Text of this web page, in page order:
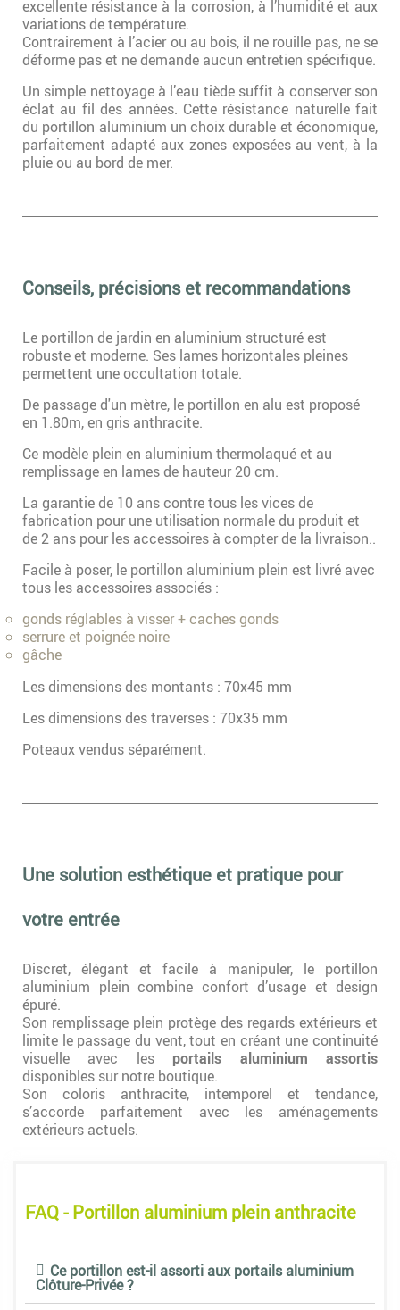
excellente résistance à la corrosion, à l’humidité et aux
variations de température.
Contrairement à l’acier ou au bois, il ne rouille pas, ne se
déforme pas et ne demande aucun entretien spécifique.
Un simple nettoyage à l’eau tiède suffit à conserver son
éclat au fil des années. Cette résistance naturelle fait
du portillon aluminium un choix durable et économique,
parfaitement adapté aux zones exposées au vent, à la
pluie ou au bord de mer.
Conseils, précisions et recommandations
Le portillon de jardin en aluminium structuré est
robuste et moderne. Ses lames horizontales pleines
permettent une occultation totale.
De passage d'un mètre, le portillon en alu est proposé
en 1.80m, en gris anthracite.
Ce modèle plein en aluminium thermolaqué et au
remplissage en lames de hauteur 20 cm.
La garantie de 10 ans contre tous les vices de
fabrication pour une utilisation normale du produit et
de 2 ans pour les accessoires à compter de la livraison..
Facile à poser, le portillon aluminium plein est livré avec
tous les accessoires associés :
gonds réglables à visser + caches gonds
serrure et poignée noire
gâche
Les dimensions des montants : 70x45 mm
Les dimensions des traverses : 70x35 mm
Poteaux vendus séparément.
Une solution esthétique et pratique pour
votre entrée
Discret, élégant et facile à manipuler, le portillon
aluminium plein combine confort d’usage et design
épuré.
Son remplissage plein protège des regards extérieurs et
limite le passage du vent, tout en créant une continuité
visuelle avec les portails aluminium assortis
disponibles sur notre boutique.
Son coloris anthracite, intemporel et tendance,
s’accorde parfaitement avec les aménagements
extérieurs actuels.
FAQ - Portillon aluminium plein anthracite
Ce portillon est-il assorti aux portails aluminium
Clôture-Privée ?